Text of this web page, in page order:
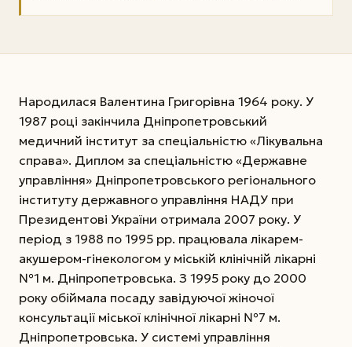
Народилася Валентина Григорівна 1964 року. У
1987 році закінчила Дніпропетровський
медичний інститут за спеціальністю «Лікувальна
справа». Диплом за спеціальністю «Державне
управління» Дніпропетровського регіонального
інституту державного управління НАДУ при
Президентові України отримала 2007 року. У
період з 1988 по 1995 рр. працювала лікарем-
акушером-гінекологом у міській клінічній лікарні
№1 м. Дніпропетровська. З 1995 року до 2000
року обіймала посаду завідуючої жіночої
консультації міської клінічної лікарні №7 м.
Дніпропетровська. У системі управління